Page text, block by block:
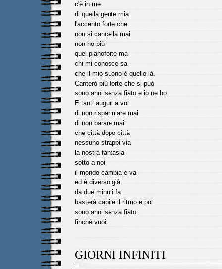
c'è in me
di quella gente mia
l'accento forte che
non si cancella mai
non ho più
quel pianoforte ma
chi mi conosce sa
che il mio suono è quello là.
Canterò più forte che si può
sono anni senza fiato e io ne ho.
E tanti auguri a voi
di non risparmiare mai
di non barare mai
che città dopo città
nessuno strappi via
la nostra fantasia
sotto a noi
il mondo cambia e va
ed è diverso già
da due minuti fa
basterà capire il ritmo e poi
sono anni senza fiato
finché vuoi.
GIORNI INFINITI